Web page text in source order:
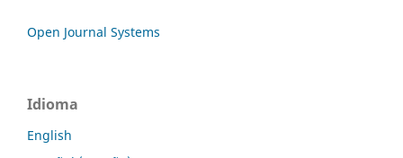
Open Journal Systems
Idioma
English